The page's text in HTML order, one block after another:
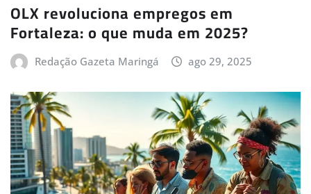
OLX revoluciona empregos em
Fortaleza: o que muda em 2025?
Redação Gazeta Maringá ago 29, 2025